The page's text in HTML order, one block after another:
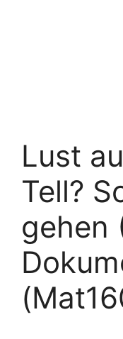
Lust
Tell?
gehen